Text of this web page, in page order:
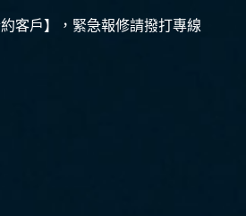
客戶】，緊急報修請撥打專線